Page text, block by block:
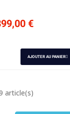
€
AJOUTER AU PANIER
article(s)